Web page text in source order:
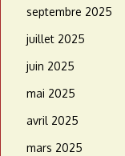
septembre 2025
juillet 2025
juin 2025
mai 2025
avril 2025
mars 2025